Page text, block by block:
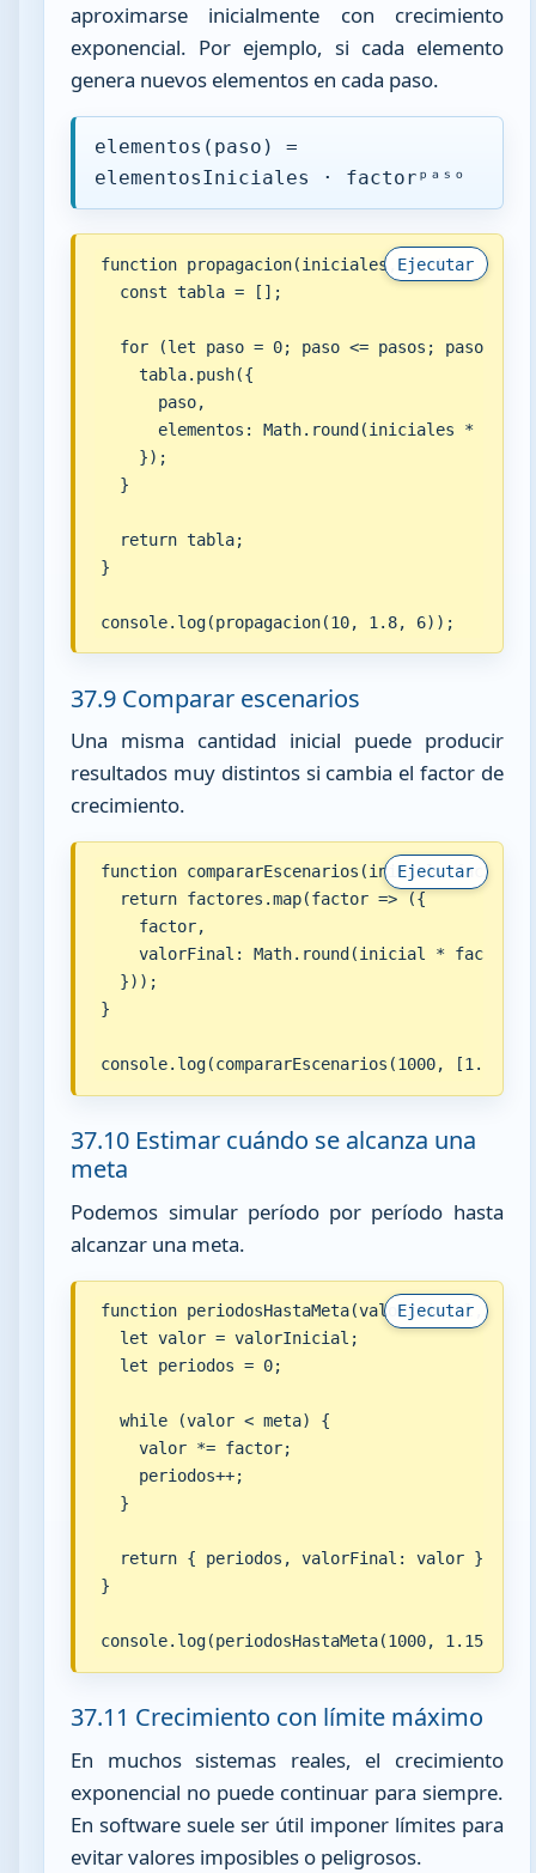
aproximarse inicialmente con crecimiento
exponencial. Por ejemplo, si cada elemento
genera nuevos elementos en cada paso.
elementos(paso) =
elementosIniciales · factorᵖᵃˢᵒ
Ejecutar
function propagacion(iniciales, factor,
  const tabla = [];
  for (let paso = 0; paso <= pasos; paso++) {
    tabla.push({
      paso,
elementos: Math.round(iniciales *
    });
  }
  return tabla;
}
console.log(propagacion(10, 1.8, 6));
37.9 Comparar escenarios
Una misma cantidad inicial puede producir
resultados muy distintos si cambia el factor de
crecimiento.
Ejecutar
function compararEscenarios(inicial,
  return factores.map(factor => ({
    factor,
valorFinal: Math.round(inicial * factor
  }));
}
console.log(compararEscenarios(1000,
37.10 Estimar cuándo se alcanza una
meta
Podemos simular período por período hasta
alcanzar una meta.
Ejecutar
function periodosHastaMeta(valorInicial,
  let valor = valorInicial;
  let periodos = 0;
  while (valor < meta) {
    valor *= factor;
    periodos++;
  }
  return { periodos, valorFinal: valor };
}
console.log(periodosHastaMeta(1000, 1.15,
37.11 Crecimiento con límite máximo
En muchos sistemas reales, el crecimiento
exponencial no puede continuar para siempre.
En software suele ser útil imponer límites para
evitar valores imposibles o peligrosos.